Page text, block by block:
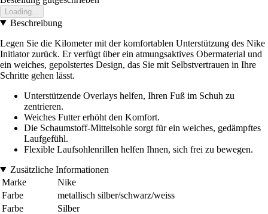
Loading...
Beschreibung
Legen Sie die Kilometer mit der komfortablen Unterstützung des Nike
Initiator zurück. Er verfügt über ein atmungsaktives Obermaterial und
ein weiches, gepolstertes Design, das Sie mit Selbstvertrauen in Ihre
Schritte gehen lässt.
Unterstützende Overlays helfen, Ihren Fuß im Schuh zu
zentrieren.
Weiches Futter erhöht den Komfort.
Die Schaumstoff-Mittelsohle sorgt für ein weiches, gedämpftes
Laufgefühl.
Flexible Laufsohlenrillen helfen Ihnen, sich frei zu bewegen.
Zusätzliche Informationen
Marke
Nike
Farbe
metallisch silber/schwarz/weiss
Farbe
Silber